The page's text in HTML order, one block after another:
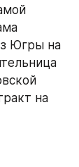
Югры на
на